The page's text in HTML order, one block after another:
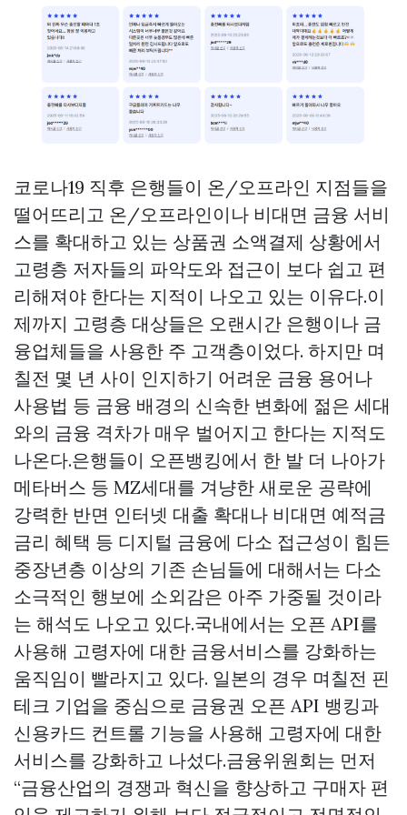
코로나19 직후 은행들이 온/오프라인 지점들을
떨어뜨리고 온/오프라인이나 비대면 금융 서비
스를 확대하고 있는 상품권 소액결제 상황에서
고령층 저자들의 파악도와 접근이 보다 쉽고 편
리해져야 한다는 지적이 나오고 있는 이유다.이
제까지 고령층 대상들은 오랜시간 은행이나 금
융업체들을 사용한 주 고객층이었다. 하지만 며
칠전 몇 년 사이 인지하기 어려운 금융 용어나
사용법 등 금융 배경의 신속한 변화에 젊은 세대
와의 금융 격차가 매우 벌어지고 한다는 지적도
나온다.은행들이 오픈뱅킹에서 한 발 더 나아가
메타버스 등 MZ세대를 겨냥한 새로운 공략에
강력한 반면 인터넷 대출 확대나 비대면 예적금
금리 혜택 등 디지털 금융에 다소 접근성이 힘든
중장년층 이상의 기존 손님들에 대해서는 다소
소극적인 행보에 소외감은 아주 가중될 것이라
는 해석도 나오고 있다.국내에서는 오픈 API를
사용해 고령자에 대한 금융서비스를 강화하는
움직임이 빨라지고 있다. 일본의 경우 며칠전 핀
테크 기업을 중심으로 금융권 오픈 API 뱅킹과
신용카드 컨트롤 기능을 사용해 고령자에 대한
서비스를 강화하고 나섰다.금융위원회는 먼저
“금융산업의 경쟁과 혁신을 향상하고 구매자 편